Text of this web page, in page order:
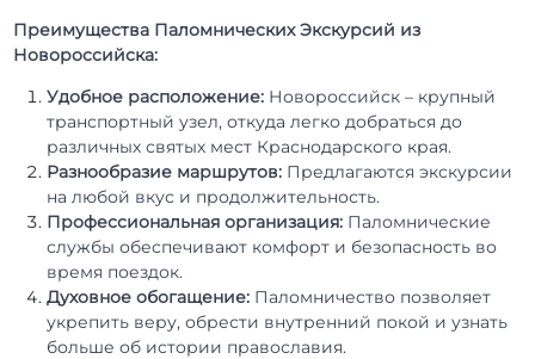
Преимущества Паломнических Экскурсий из
Новороссийска:
Удобное расположение: Новороссийск – крупный
транспортный узел, откуда легко добраться до
различных святых мест Краснодарского края.
Разнообразие маршрутов: Предлагаются экскурсии
на любой вкус и продолжительность.
Профессиональная организация: Паломнические
службы обеспечивают комфорт и безопасность во
время поездок.
Духовное обогащение: Паломничество позволяет
укрепить веру, обрести внутренний покой и узнать
больше об истории православия.